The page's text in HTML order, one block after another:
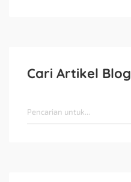
Cari Artikel Blog